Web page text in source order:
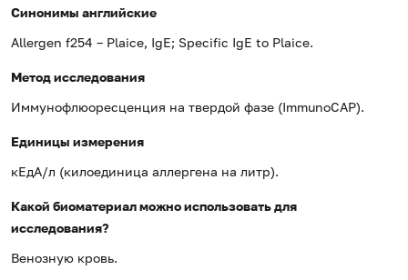
Синонимы английские
Allergen f254 – Plaice, IgE; Specific IgE to Plaice.
Метод исследования
Иммунофлюоресценция на твердой фазе (ImmunoCAP).
Единицы измерения
кЕдА/л (килоединица аллергена на литр).
Какой биоматериал можно использовать для
исследования?
Венозную кровь.